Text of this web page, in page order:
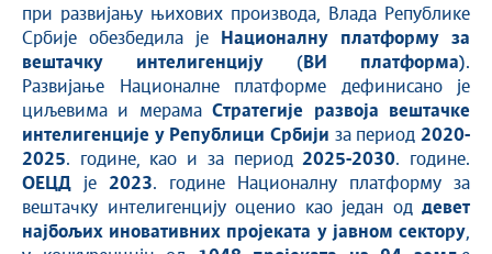
при развијању њихових производа, Влада Републике
Србије обезбедила је
Националну платформу за
вештачку интелигенцију (ВИ платформа).
Развијање Националне платформе дефинисано је
циљевима и мерамаСтратегије развоја вештачке
интелигенције у Републици Србији за период 2020-
2025. године, као и за период2025-2030. године.
ОЕЦД је 2023. године Националну платформу за
вештачку интелигенцију оценио као један од девет
најбољих иновативних пројеката у јавном сектору,